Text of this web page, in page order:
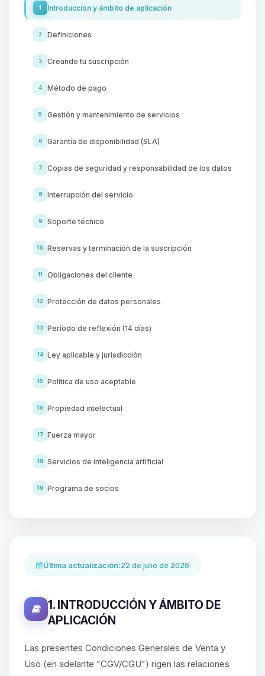
1 Introducción y ámbito de aplicación
2 Definiciones
3 Creando tu suscripción
4 Método de pago
5 Gestión y mantenimiento de servicios
6 Garantía de disponibilidad (SLA)
7 Copias de seguridad y responsabilidad de los datos
8 Interrupción del servicio
9 Soporte técnico
10 Reservas y terminación de la suscripción
11 Obligaciones del cliente
12 Protección de datos personales
13 Período de reflexión (14 días)
14 Ley aplicable y jurisdicción
15 Política de uso aceptable
16 Propiedad intelectual
17 Fuerza mayor
18 Servicios de inteligencia artificial
19 Programa de socios
Última actualización:22 de julio de 2026
1. INTRODUCCIÓN Y ÁMBITO DE
APLICACIÓN
Las presentes Condiciones Generales de Venta y
Uso (en adelante "CGV/CGU") rigen las relaciones